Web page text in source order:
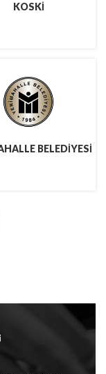
KOSKİ
BELEDİYESİ